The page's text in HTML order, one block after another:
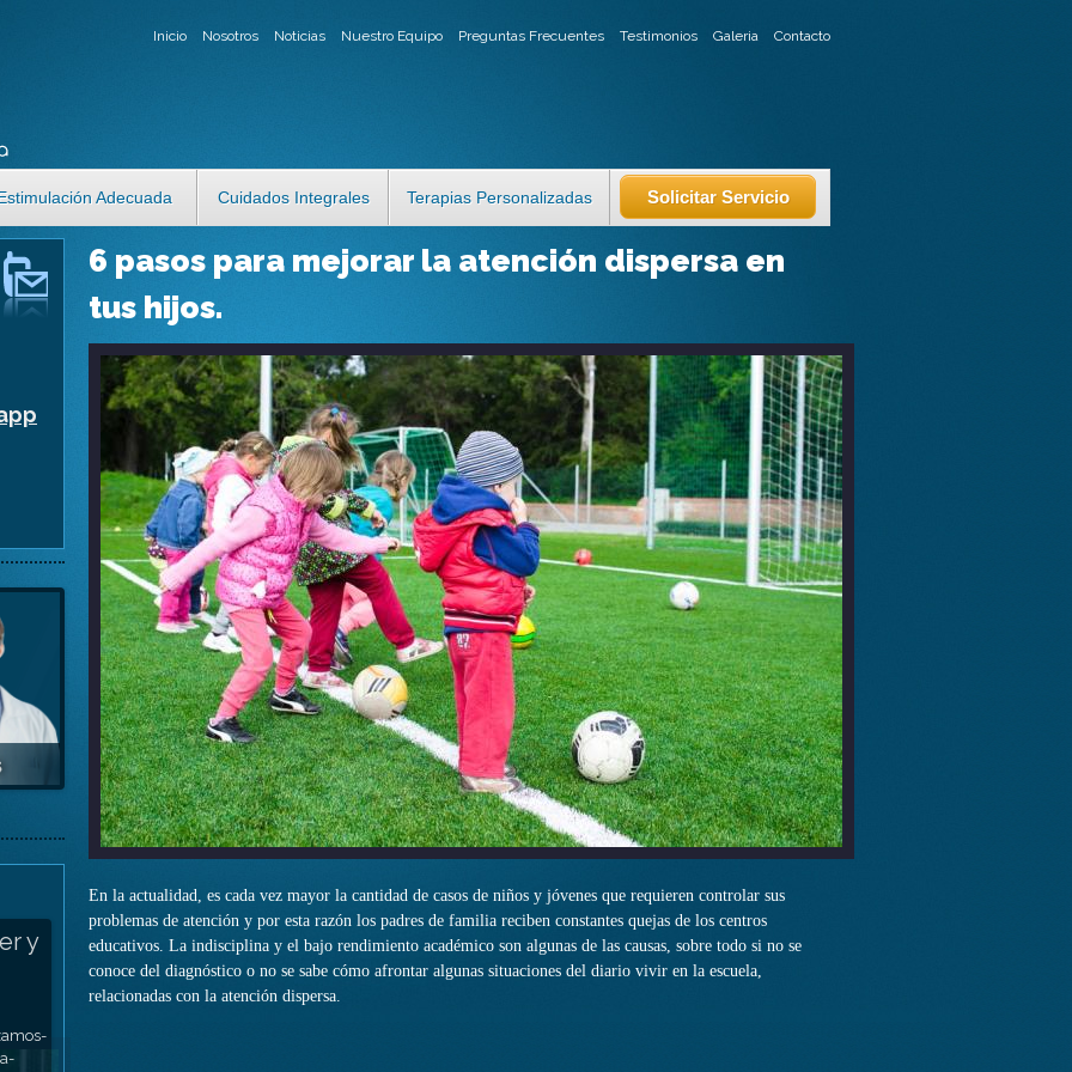
Inicio Nosotros Noticias Nuestro Equipo Preguntas Frecuentes Testimonios Galeria Contacto
Adecuada Cuidados Integrales Terapias Personalizadas Solicitar Servicio
el
Hijo
y
La
6 pasos para mejorar la atención dispersa en
tus hijos.
En la actualidad, es cada vez mayor la cantidad de casos de niños y jóvenes que requieren controlar sus
problemas de atención y por esta razón los padres de familia reciben constantes quejas de los centros
educativos. La indisciplina y el bajo rendimiento académico son algunas de las causas, sobre todo si no se
conoce del diagnóstico o no se sabe cómo afrontar algunas situaciones del diario vivir en la escuela,
relacionadas con la atención dispersa.